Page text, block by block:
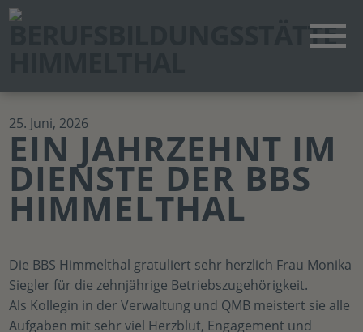
25. Juni, 2026
EIN JAHRZEHNT IM
DIENSTE DER BBS
HIMMELTHAL
Die BBS Himmelthal gratuliert sehr herzlich Frau Monika
Siegler für die zehnjährige Betriebszugehörigkeit.
Als Kollegin in der Verwaltung und QMB meistert sie alle
Aufgaben mit sehr viel Herzblut, Engagement und